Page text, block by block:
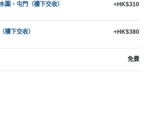
圍、屯門（樓下交收） +HK$310
樓下交收） +HK$380
免費